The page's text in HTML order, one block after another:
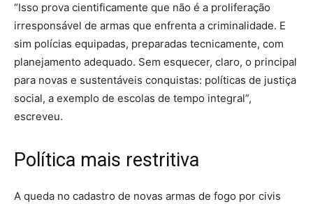
“Isso prova cientificamente que não é a proliferação
irresponsável de armas que enfrenta a criminalidade. E
sim polícias equipadas, preparadas tecnicamente, com
planejamento adequado. Sem esquecer, claro, o principal
para novas e sustentáveis conquistas: políticas de justiça
social, a exemplo de escolas de tempo integral”,
escreveu.
Política mais restritiva
A queda no cadastro de novas armas de fogo por civis